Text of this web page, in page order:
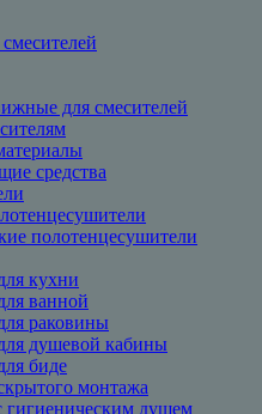
для смесителей
средства
полотенцесушители
кухни
ванной
раковины
душевой кабины
биде
монтажа
гигиеническим душем